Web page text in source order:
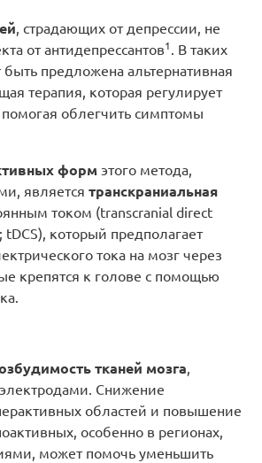
, страдающих от депрессии, не
от антидепрессантов1 . В таких
предложена альтернативная
терапия, которая регулирует
помогая облегчить симптомы
форм этого метода,
является транскраниальная
током (transcranial direct
который предполагает
тока на мозг через
крепятся к голове с помощью
тканей мозга,
Снижение
областей и повышение
особенно в регионах,
может помочь уменьшить